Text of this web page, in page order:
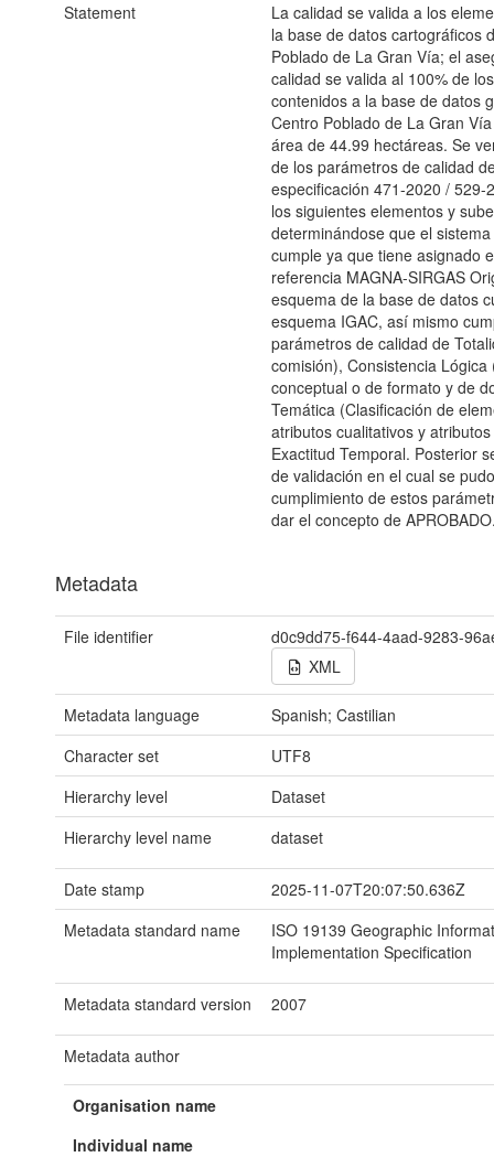
Statement
La calidad se valida a los
la base de datos cartográficos
Poblado de La Gran Vía; el
calidad se valida al 100% de
contenidos a la base de datos
Centro Poblado de La Gran
área de 44.99 hectáreas. Se
de los parámetros de calidad
especificación 471-2020 / 529-
los siguientes elementos y
determinándose que el
cumple ya que tiene asignado
referencia MAGNA-SIRGAS
esquema de la base de datos
esquema IGAC, así mismo
parámetros de calidad de
comisión), Consistencia Lógica
conceptual o de formato y de
Temática (Clasificación de
atributos cualitativos y
Exactitud Temporal. Posterior
de validación en el cual se
cumplimiento de estos
dar el concepto de
Metadata
File identifier
d0c9dd75-f644-4aad-9283-
XML
Metadata language
Spanish; Castilian
Character set
UTF8
Hierarchy level
Dataset
Hierarchy level name
dataset
Date stamp
2025-11-07T20:07:50.636Z
Metadata standard name
ISO 19139 Geographic
Implementation Specification
Metadata standard version 2007
Metadata author
Organisation name
Individual name